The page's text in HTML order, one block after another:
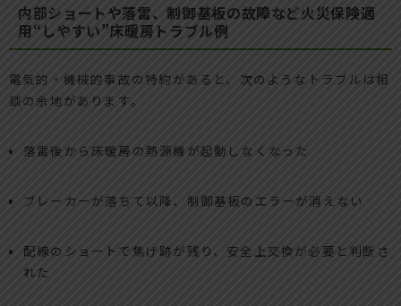
内部ショートや落雷、制御基板の故障など火災保険適
用“しやすい”床暖房トラブル例
電気的・機械的事故の特約があると、次のようなトラブルは相
談の余地があります。
落雷後から床暖房の熱源機が起動しなくなった
ブレーカーが落ちて以降、制御基板のエラーが消えない
配線のショートで焦げ跡が残り、安全上交換が必要と判断さ
れた